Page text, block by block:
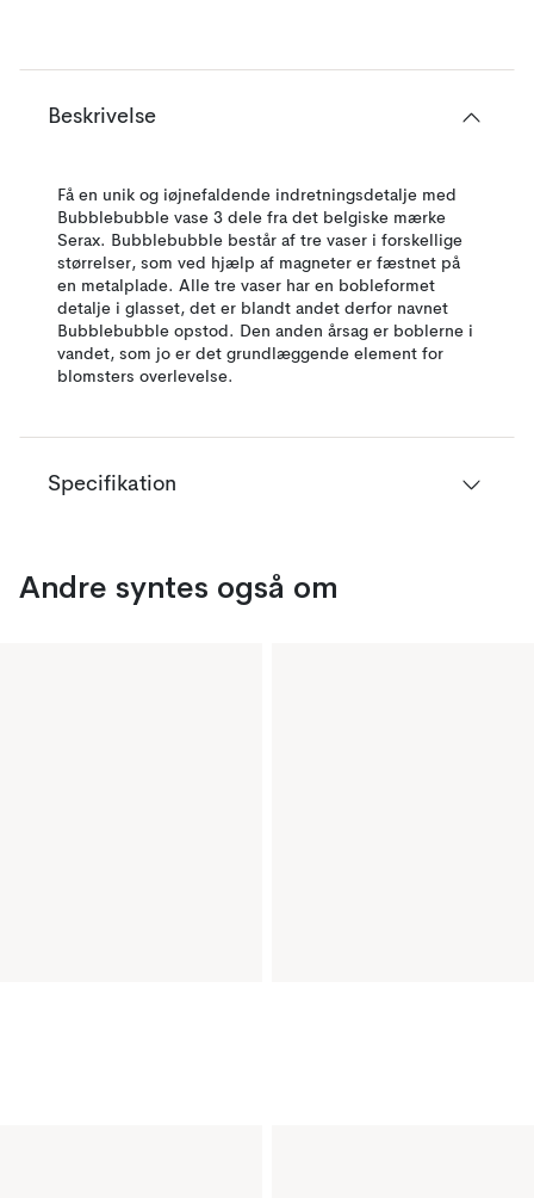
Beskrivelse
Få en unik og iøjnefaldende indretningsdetalje med
Bubblebubble vase 3 dele fra det belgiske mærke
Serax. Bubblebubble består af tre vaser i forskellige
størrelser, som ved hjælp af magneter er fæstnet på
en metalplade. Alle tre vaser har en bobleformet
detalje i glasset, det er blandt andet derfor navnet
Bubblebubble opstod. Den anden årsag er boblerne i
vandet, som jo er det grundlæggende element for
blomsters overlevelse.
Specifikation
Andre syntes også om